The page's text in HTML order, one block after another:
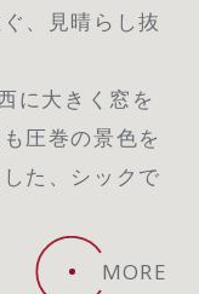
、見晴らし抜
に大きく窓を
圧巻の景色を
た、シックで
MORE